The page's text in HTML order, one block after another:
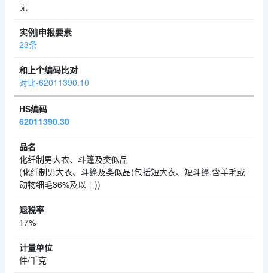
无
23条
对比-62011390.10
62011390.30
化纤制男大衣、斗篷及类似品
(化纤制男大衣、斗篷及类似品(包括短大衣、短斗篷,含羊毛或
动物细毛36%及以上))
17%
件/千克